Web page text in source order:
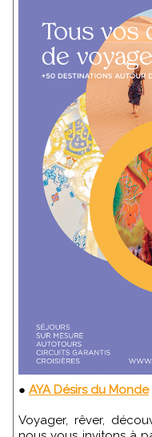
AYA Désirs du Monde
Voyager, rêver,